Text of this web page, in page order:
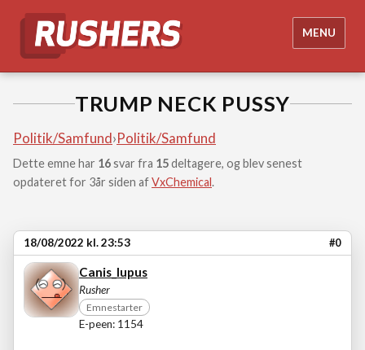
MENU
TRUMP NECK PUSSY
Politik/Samfund›Politik/Samfund
Dette emne har 16svar fra 15deltagere, og blev senest
opdateret for 3år siden afVxChemical.
18/08/2022 kl. 23:53 #0
Canis_lupus
Rusher
Emnestarter
E-peen: 1154